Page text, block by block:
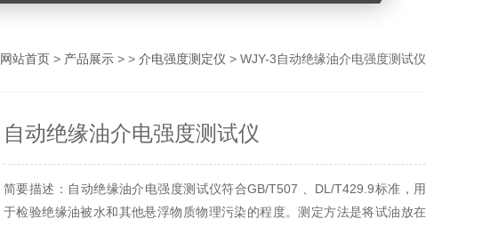
网站首页 > 产品展示 > > 介电强度测定仪 > WJY-3自动绝缘油介电强度测试仪
自动绝缘油介电强度测试仪
简要描述：自动绝缘油介电强度测试仪符合GB/T507 、DL/T429.9标准，用
于检验绝缘油被水和其他悬浮物质物理污染的程度。测定方法是将试油放在